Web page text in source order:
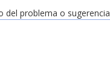
del problema o sugerencia